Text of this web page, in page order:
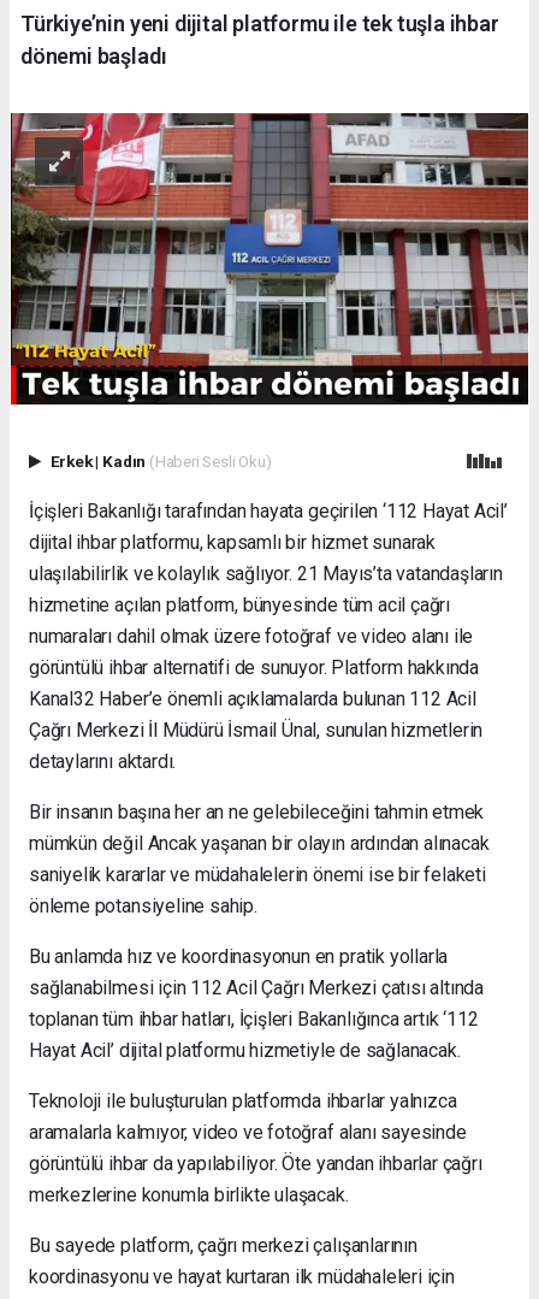
Türkiye’nin yeni dijital platformu ile tek tuşla ihbar
dönemi başladı
Erkek| Kadın (Haberi Sesli Oku)
İçişleri Bakanlığı tarafından hayata geçirilen ‘112 Hayat Acil’
dijital ihbar platformu, kapsamlı bir hizmet sunarak
ulaşılabilirlik ve kolaylık sağlıyor. 21 Mayıs’ta vatandaşların
hizmetine açılan platform, bünyesinde tüm acil çağrı
numaraları dahil olmak üzere fotoğraf ve video alanı ile
görüntülü ihbar alternatifi de sunuyor. Platform hakkında
Kanal32 Haber’e önemli açıklamalarda bulunan 112 Acil
Çağrı Merkezi İl Müdürü İsmail Ünal, sunulan hizmetlerin
detaylarını aktardı.
Bir insanın başına her an ne gelebileceğini tahmin etmek
mümkün değil Ancak yaşanan bir olayın ardından alınacak
saniyelik kararlar ve müdahalelerin önemi ise bir felaketi
önleme potansiyeline sahip.
Bu anlamda hız ve koordinasyonun en pratik yollarla
sağlanabilmesi için 112 Acil Çağrı Merkezi çatısı altında
toplanan tüm ihbar hatları, İçişleri Bakanlığınca artık ‘112
Hayat Acil’ dijital platformu hizmetiyle de sağlanacak.
Teknoloji ile buluşturulan platformda ihbarlar yalnızca
aramalarla kalmıyor, video ve fotoğraf alanı sayesinde
görüntülü ihbar da yapılabiliyor. Öte yandan ihbarlar çağrı
merkezlerine konumla birlikte ulaşacak.
Bu sayede platform, çağrı merkezi çalışanlarının
koordinasyonu ve hayat kurtaran ilk müdahaleleri için